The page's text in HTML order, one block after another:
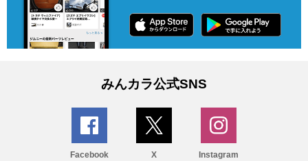
みんカラ公式SNS
Facebook X Instagram